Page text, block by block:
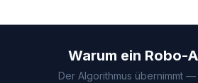
Warum ein Robo-
Der Algorithmus übernimmt